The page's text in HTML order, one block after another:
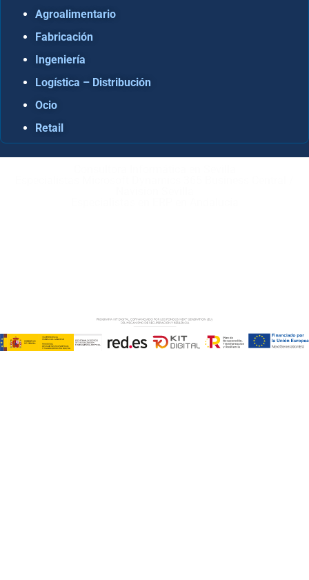
Agroalimentario
Fabricación
Ingeniería
Logística – Distribución
Ocio
Retail